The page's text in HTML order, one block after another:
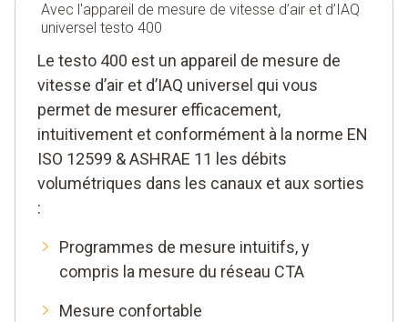
Avec l'appareil de mesure de vitesse d’air et d’IAQ
universel testo 400
Le testo 400 est un appareil de mesure de
vitesse d’air et d’IAQ universel qui vous
permet de mesurer efficacement,
intuitivement et conformément à la norme EN
ISO 12599 & ASHRAE 11 les débits
volumétriques dans les canaux et aux sorties
:
Programmes de mesure intuitifs, y
compris la mesure du réseau CTA
Mesure confortable